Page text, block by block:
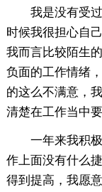
我是没有受过
时候我很担心自
我而言比较陌生
负面的工作情绪
的这么不满意，
清楚在工作当中要
一年来我积极
作上面没有什么
得到提高，我愿